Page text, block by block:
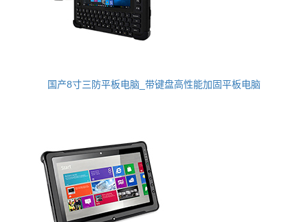
国产8寸三防平板电脑_带键盘高性能加固平板电脑